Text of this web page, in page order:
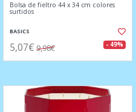
Bolsa de fieltro 44 x 34 cm colores
surtidos
BASICS
5,07€ 9,98€ - 49%